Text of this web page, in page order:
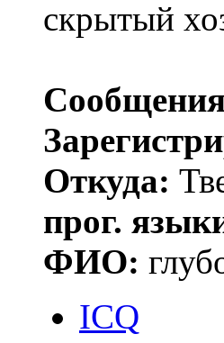
скрытый
Откуда:
прог.
ФИО:
ICQ